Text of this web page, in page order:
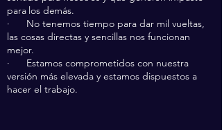
para los demás.
· No tenemos tiempo para dar mil vueltas,
las cosas directas y sencillas nos funcionan
mejor.
· Estamos comprometidos con nuestra
versión más elevada y estamos dispuestos a
hacer el trabajo.